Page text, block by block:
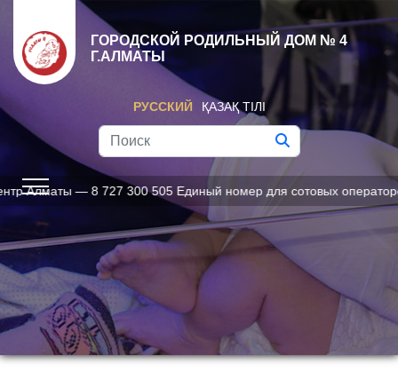
ГОРОДСКОЙ РОДИЛЬНЫЙ ДОМ № 4
Г.АЛМАТЫ
РУССКИЙ ҚАЗАҚ ТІЛІ
— 8 727 300 505 Единый номер для сотовых операторов —